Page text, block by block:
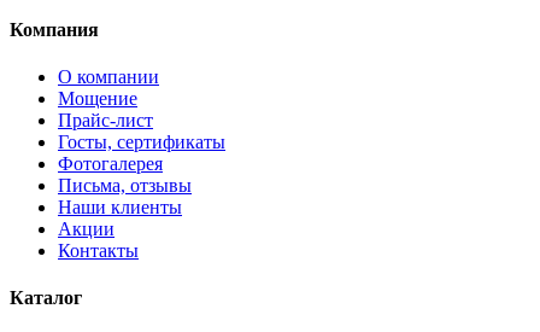
Компания
О компании
Мощение
Прайс-лист
Госты, сертификаты
Фотогалерея
Письма, отзывы
Наши клиенты
Акции
Контакты
Каталог